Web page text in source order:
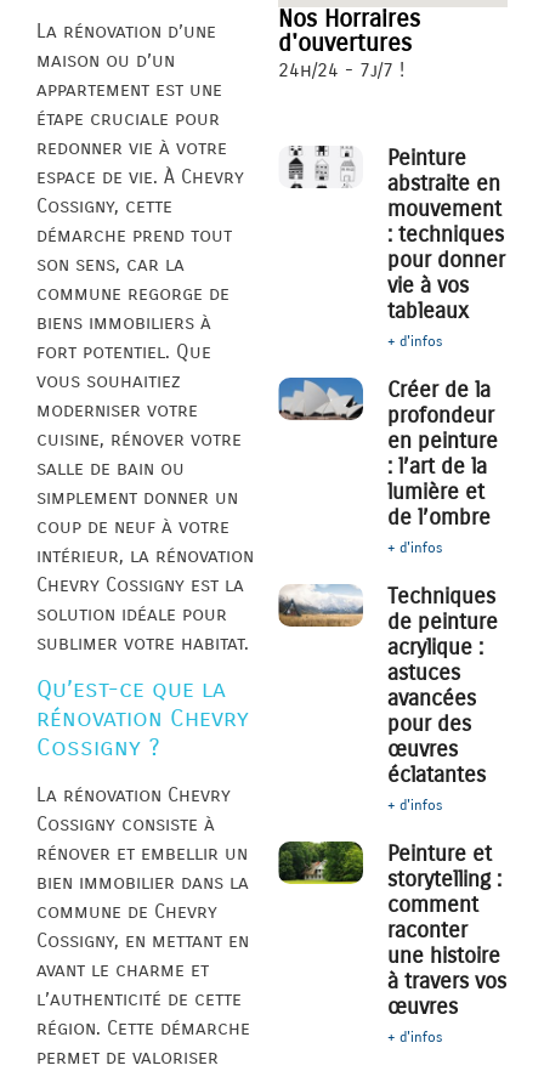
La rénovation d’une
maison ou d’un
appartement est une
étape cruciale pour
redonner vie à votre
espace de vie. À Chevry
Cossigny, cette
démarche prend tout
son sens, car la
commune regorge de
biens immobiliers à
fort potentiel. Que
vous souhaitiez
moderniser votre
cuisine, rénover votre
salle de bain ou
simplement donner un
coup de neuf à votre
intérieur, la rénovation
Chevry Cossigny est la
solution idéale pour
sublimer votre habitat.
Qu’est-ce que la
rénovation Chevry
Cossigny ?
La rénovation Chevry
Cossigny consiste à
rénover et embellir un
bien immobilier dans la
commune de Chevry
Cossigny, en mettant en
avant le charme et
l’authenticité de cette
région. Cette démarche
permet de valoriser
Nos Horraires
d'ouvertures
24h/24 - 7j/7 !
Peinture
abstraite en
mouvement
: techniques
pour donner
vie à vos
tableaux
+ d'infos
Créer de la
profondeur
en peinture
: l’art de la
lumière et
de l’ombre
+ d'infos
Techniques
de peinture
acrylique :
astuces
avancées
pour des
œuvres
éclatantes
+ d'infos
Peinture et
storytelling :
comment
raconter
une histoire
à travers vos
œuvres
+ d'infos